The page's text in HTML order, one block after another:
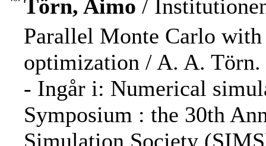
Törn, Aimo /
Parallel Monte Carlo
optimization / A. A. Törn.
- Ingår i: Numerical
Symposium : the 30th
Simulation Society